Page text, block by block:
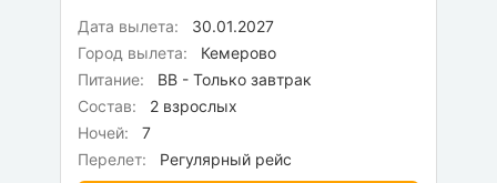
Дата вылета:
30.01.2027
Город вылета:
Кемерово
Питание:
BB - Только завтрак
Состав:
2 взрослых
Ночей:
7
Перелет:
Регулярный рейс